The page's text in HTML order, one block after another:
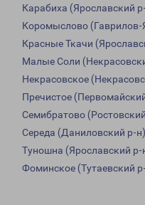
Карабиха (Ярославский
Коромыслово (Гаврилов-
Красные Ткачи
Малые Соли
Некрасовское
Пречистое
Семибратово
Середа (Даниловский р-н)
Туношна (Ярославский р-
Фоминское (Тутаевский